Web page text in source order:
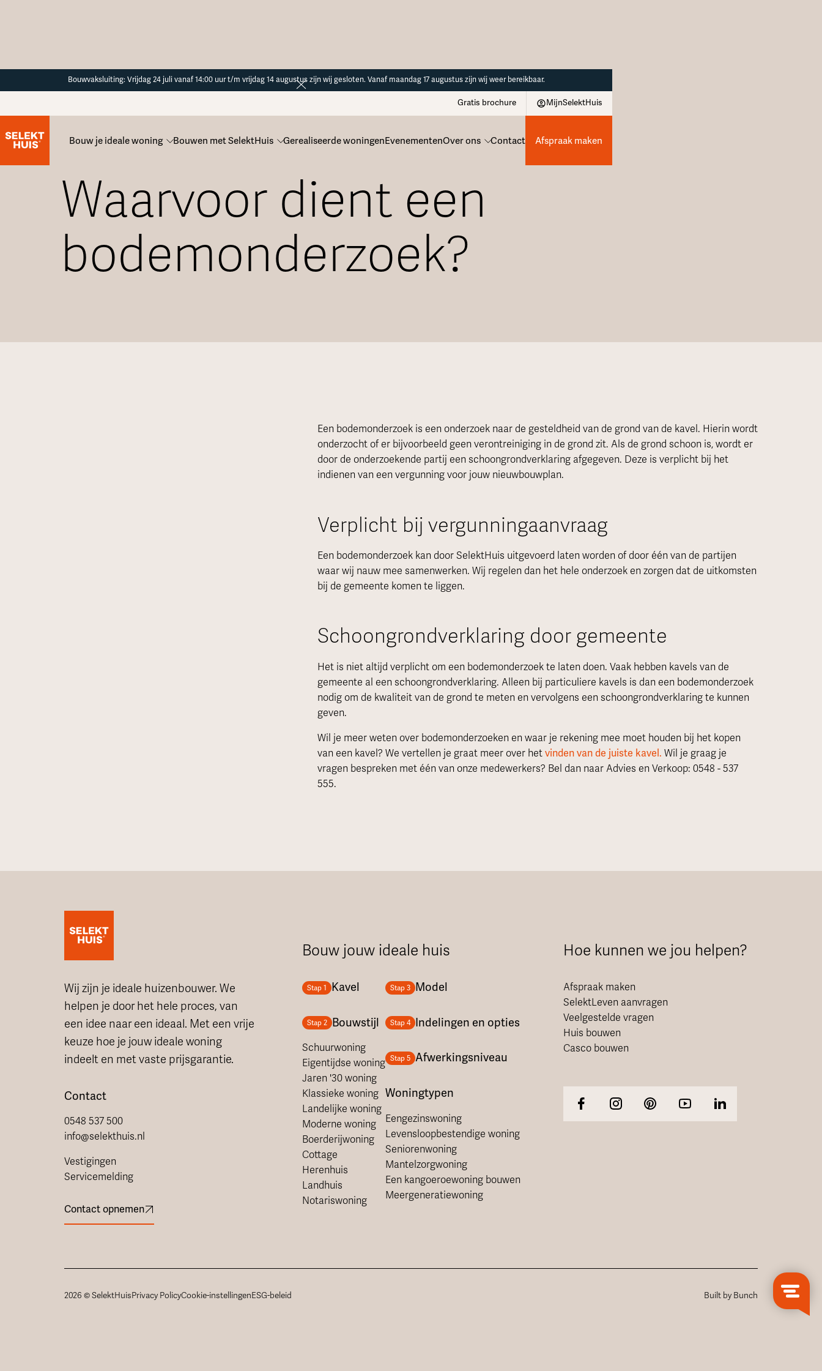
Bouwvaksluiting: Vrijdag 24 juli vanaf 14:00 uur t/m vrijdag 14 augustus zijn wij gesloten. Vanaf maandag 17 augustus zijn wij weer bereikbaar.
Bouw je ideale woning Bouwen met SelektHuis Gerealiseerde woningenEvenementenOver ons Contact
Gratis brochure MijnSelektHuis
Afspraak maken
Waarvoor dient een
bodemonderzoek?
Een bodemonderzoek is een onderzoek naar de gesteldheid van de grond van de kavel. Hierin wordt
onderzocht of er bijvoorbeeld geen verontreiniging in de grond zit. Als de grond schoon is, wordt er
door de onderzoekende partij een schoongrondverklaring afgegeven. Deze is verplicht bij het
indienen van een vergunning voor jouw nieuwbouwplan.
Verplicht bij vergunningaanvraag
Een bodemonderzoek kan door SelektHuis uitgevoerd laten worden of door één van de partijen
waar wij nauw mee samenwerken. Wij regelen dan het hele onderzoek en zorgen dat de uitkomsten
bij de gemeente komen te liggen.
Schoongrondverklaring door gemeente
Het is niet altijd verplicht om een bodemonderzoek te laten doen. Vaak hebben kavels van de
gemeente al een schoongrondverklaring. Alleen bij particuliere kavels is dan een bodemonderzoek
nodig om de kwaliteit van de grond te meten en vervolgens een schoongrondverklaring te kunnen
geven.
Wil je meer weten over bodemonderzoeken en waar je rekening mee moet houden bij het kopen
van een kavel? We vertellen je graat meer over het vinden van de juiste kavel. Wil je graag je
vragen bespreken met één van onze medewerkers? Bel dan naar Advies en Verkoop: 0548 - 537
555.
Wij zijn je ideale huizenbouwer. We
helpen je door het hele proces, van
een idee naar een ideaal. Met een vrije
keuze hoe je jouw ideale woning
indeelt en met vaste prijsgarantie.
Contact
0548 537 500
info@selekthuis.nl
Vestigingen
Servicemelding
Contact opnemen
Bouw jouw ideale huis
Stap 1 Kavel
Stap 2 Bouwstijl
Schuurwoning
Eigentijdse woning
Jaren '30 woning
Klassieke woning
Landelijke woning
Moderne woning
Boerderijwoning
Cottage
Herenhuis
Landhuis
Notariswoning
Stap 3 Model
Stap 4 Indelingen en opties
Stap 5 Afwerkingsniveau
Woningtypen
Eengezinswoning
Levensloopbestendige woning
Seniorenwoning
Mantelzorgwoning
Een kangoeroewoning bouwen
Meergeneratiewoning
Hoe kunnen we jou helpen?
Afspraak maken
SelektLeven aanvragen
Veelgestelde vragen
Huis bouwen
Casco bouwen
2026 © SelektHuisPrivacy PolicyCookie-instellingenESG-beleid Built by Bunch